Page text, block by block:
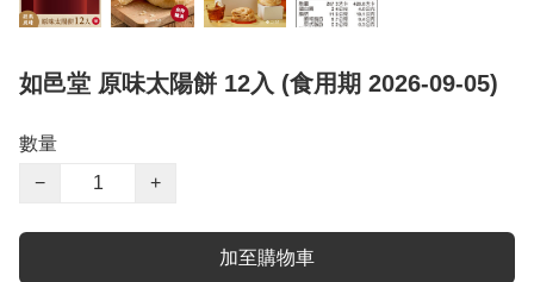
如邑堂 原味太陽餅 12入 (食用期 2026-09-05)
數量
−
+
加至購物車